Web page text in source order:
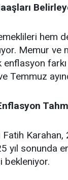
hem
Memur ve
Temmuz
Fatih
yıl sonunda
bekleniyor.